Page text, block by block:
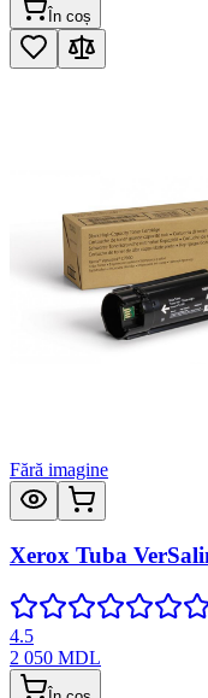
În coș
Fără imagine
Xerox Tuba
4.5
2 050 MDL